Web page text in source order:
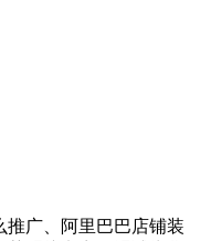
推广、阿里巴巴店铺装